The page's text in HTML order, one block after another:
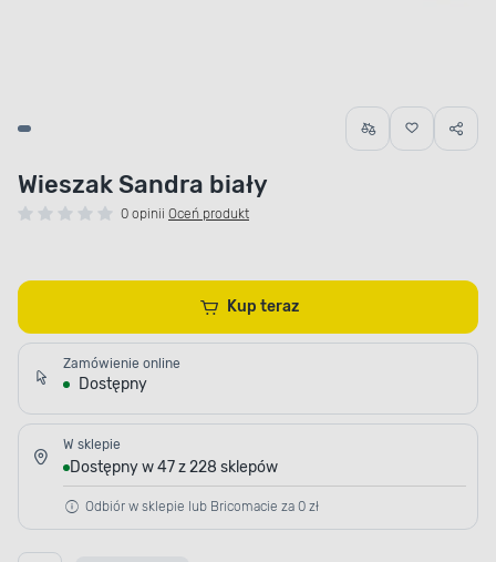
Wieszak Sandra biały
0 opinii Oceń produkt
Kup teraz
Zamówienie online
Dostępny
W sklepie
Dostępny w 47 z 228 sklepów
Odbiór w sklepie lub Bricomacie za 0 zł